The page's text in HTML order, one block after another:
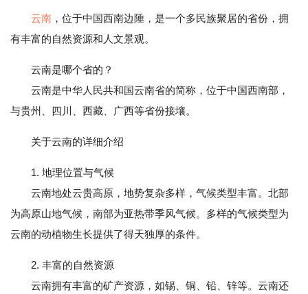
云南 ，位于中国西南边陲，是一个多民族聚居的省份，拥
有丰富的自然资源和人文景观。
云南是哪个省的？
云南是中华人民共和国云南省的简称，位于中国西南部，
与贵州、四川、西藏、广西等省份接壤。
关于云南的详细介绍
1. 地理位置与气候
云南地处云贵高原，地势复杂多样，气候类型丰富。北部
为高原山地气候，南部为亚热带季风气候。多样的气候类型为
云南的动植物生长提供了得天独厚的条件。
2. 丰富的自然资源
云南拥有丰富的矿产资源，如锡、铜、铅、锌等。云南还